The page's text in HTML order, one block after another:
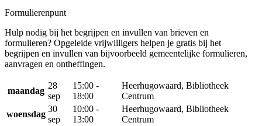
Formulierenpunt
Hulp nodig bij het begrijpen en invullen van brieven en
formulieren? Opgeleide vrijwilligers helpen je gratis bij het
begrijpen en invullen van bijvoorbeeld gemeentelijke formulieren,
aanvragen en ontheffingen.
maandag
28
sep
15:00 -
18:00
Heerhugowaard, Bibliotheek
Centrum
woensdag
30
sep
10:00 -
13:00
Heerhugowaard, Bibliotheek
Centrum